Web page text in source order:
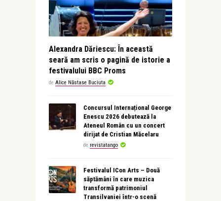
Alexandra Dăriescu: În această
seară am scris o pagină de istorie a
festivalului BBC Proms
de Alice Năstase Buciuta
Concursul Internațional George
Enescu 2026 debutează la
Ateneul Român cu un concert
dirijat de Cristian Măcelaru
de revistatango
Festivalul ICon Arts – Două
săptămâni în care muzica
transformă patrimoniul
Transilvaniei într-o scenă